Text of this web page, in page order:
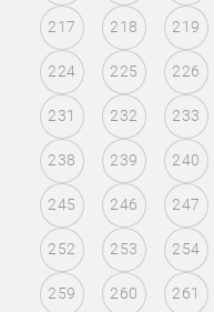
217 218 219
224 225 226
231 232 233
238 239 240
245 246 247
252 253 254
259 260 261